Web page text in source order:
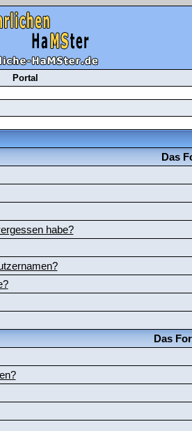
Portal
Das
habe?
Das